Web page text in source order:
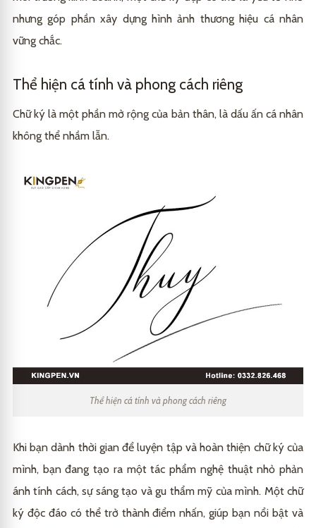
nhưng góp phần xây dựng hình ảnh thương hiệu cá nhân
vững chắc.
Thể hiện cá tính và phong cách riêng
Chữ ký là một phần mở rộng của bản thân, là dấu ấn cá nhân
không thể nhầm lẫn.
Thể hiện cá tính và phong cách riêng
Khi bạn dành thời gian để luyện tập và hoàn thiện chữ ký của
mình, bạn đang tạo ra một tác phẩm nghệ thuật nhỏ phản
ánh tính cách, sự sáng tạo và gu thẩm mỹ của mình. Một chữ
ký độc đáo có thể trở thành điểm nhấn, giúp bạn nổi bật và